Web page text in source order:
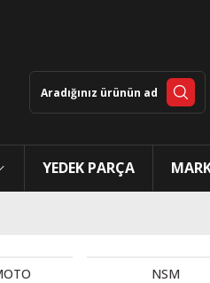
YEDEK PARÇA
NSM